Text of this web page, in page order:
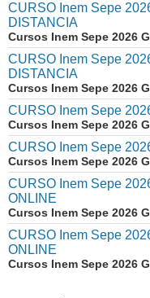
CURSO Inem Sepe
DISTANCIA
Cursos Inem Sepe 2026
CURSO Inem Sepe
DISTANCIA
Cursos Inem Sepe 2026
CURSO Inem Sepe
Cursos Inem Sepe 2026
CURSO Inem Sepe
Cursos Inem Sepe 2026
CURSO Inem Sepe
ONLINE
Cursos Inem Sepe 2026
CURSO Inem Sepe
ONLINE
Cursos Inem Sepe 2026